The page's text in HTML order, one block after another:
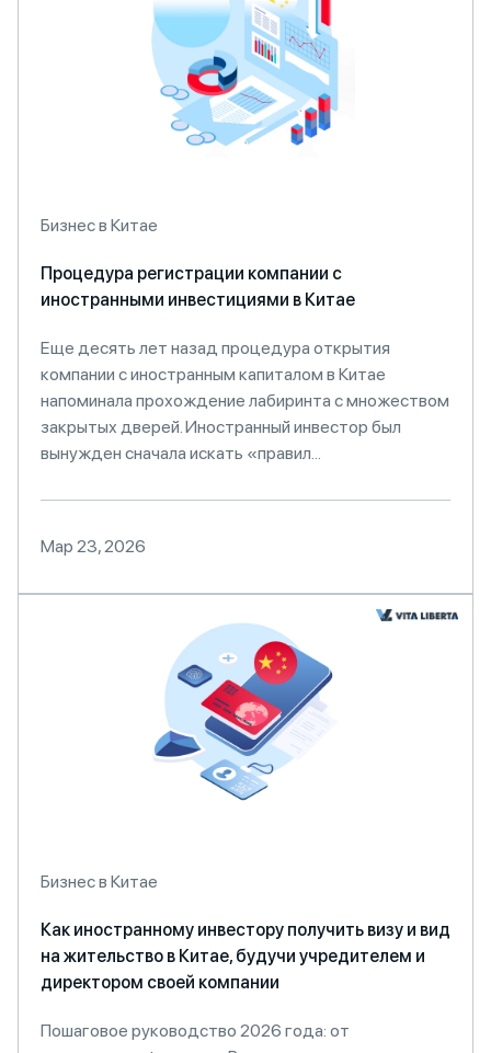
Бизнес в Китае
Процедура регистрации компании с
иностранными инвестициями в Китае
Еще десять лет назад процедура открытия
компании с иностранным капиталом в Китае
напоминала прохождение лабиринта с множеством
закрытых дверей. Иностранный инвестор был
вынужден сначала искать «правил...
Мар 23, 2026
Бизнес в Китае
Как иностранному инвестору получить визу и вид
на жительство в Китае, будучи учредителем и
директором своей компании
Пошаговое руководство 2026 года: от